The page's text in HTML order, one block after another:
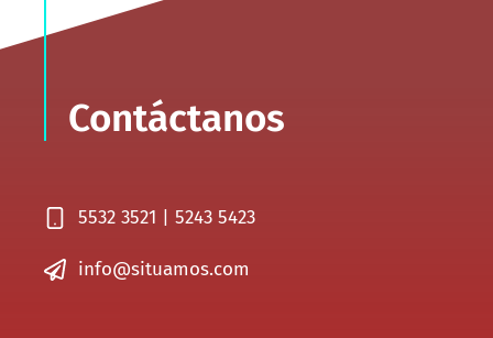
Contáctanos
5532 3521 | 5243 5423
info@situamos.com